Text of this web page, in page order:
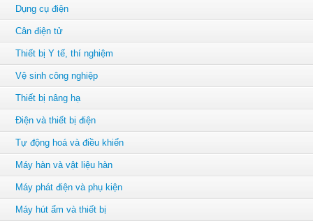
Dụng cụ điện
Cân điện tử
Thiết bị Y tế, thí nghiệm
Vệ sinh công nghiệp
Thiết bị nâng hạ
Điện và thiết bị điện
Tự động hoá và điều khiển
Máy hàn và vật liệu hàn
Máy phát điện và phụ kiện
Máy hút ẩm và thiết bị